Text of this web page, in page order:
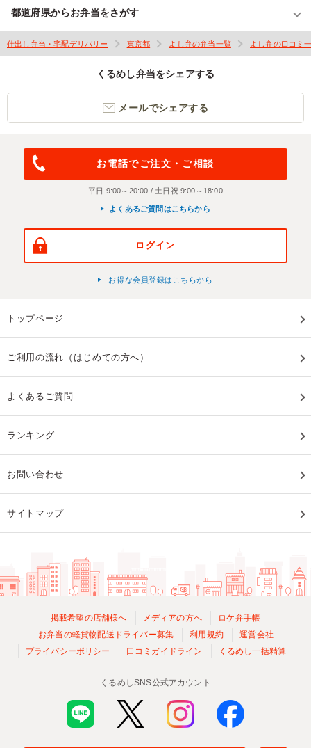
都道府県からお弁当をさがす
仕出し弁当・宅配デリバリー 東京都 よし弁の弁当一覧 よし弁の口コミ
くるめし弁当をシェアする
メールでシェアする
お電話でご注文・ご相談
平日 9:00～20:00 / 土日祝 9:00～18:00
よくあるご質問はこちらから
ログイン
お得な会員登録はこちらから
トップページ
ご利用の流れ（はじめての方へ）
よくあるご質問
ランキング
お問い合わせ
サイトマップ
掲載希望の店舗様へ メディアの方へ
ロケ弁手帳
お弁当の軽貨物配送ドライバー募集
利用規約
運営会社
プライバシーポリシー
口コミガイドライン くるめし一括精算
くるめしSNS公式アカウント